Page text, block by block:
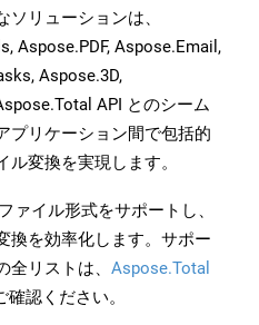
リューションは、
Aspose.PDF, Aspose.Email,
Aspose.3D,
API とのシーム
プリケーション間で包括的
変換を実現します。
ァイル形式をサポートし、
換を効率化します。サポー
全リストは、 Aspose.Total
認ください。